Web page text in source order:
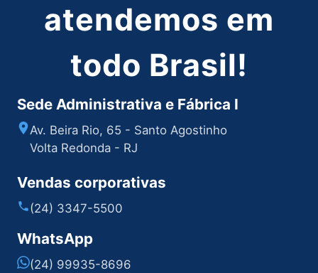
atendemos em
todo Brasil!
Sede Administrativa e Fábrica I
Av. Beira Rio, 65 - Santo Agostinho
Volta Redonda - RJ
Vendas corporativas
(24) 3347-5500
WhatsApp
(24) 99935-8696